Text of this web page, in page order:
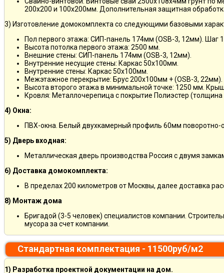
200х200 и 100х200мм. Дополнительная защитная
3) Изготовление домокомплекта со следующими базовыми
Пол первого этажа: СИП-панель 174мм (OSB-3, 12мм). Шаг
Высота потолка первого этажа: 2500 мм.
Внешние стены: СИП-панель 174мм (OSB-3, 12мм).
Внутренние несущие стены: Каркас 50х100мм.
Внутренние стены: Каркас 50х100мм.
Межэтажное перекрытие: Брус 200х100мм + (OSB-3, 22мм).
Высота второго этажа в минимальной точке: 1250 мм.
Кровля: Металлочерепица с покрытие Полиэстер
4) Окна:
ПВХ-окна. Белый двухкамерный профиль 60мм поворотно-
5) Дверь входная:
Металлическая дверь производства Россия с двумя
6) Доставка домокомплекта:
В пределах 200 километров от Москвы, далее доставка
8) Монтаж дома
Бригадой (3-5 человек) специалистов компании.
мусора за счет компании.
Стандартная комплектация - 11500руб/м2
1) Разработка проектной документации на дом.